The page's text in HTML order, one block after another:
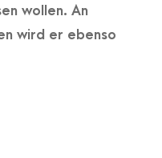
wollen. An
wird er ebenso